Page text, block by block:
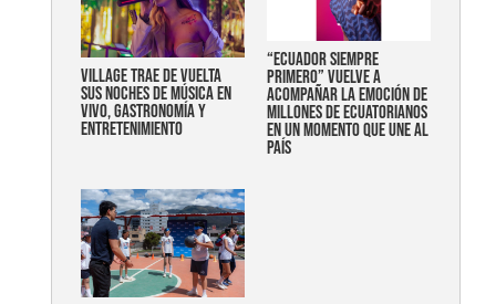
Village trae de vuelta
sus noches de música en
vivo, gastronomía y
entretenimiento
“Ecuador siempre
primero” vuelve a
acompañar la emoción de
millones de ecuatorianos
en un momento que une al
país